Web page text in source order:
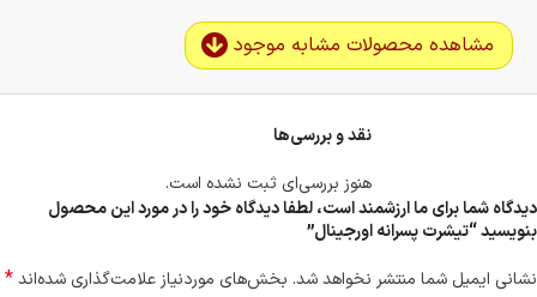
مشاهده محصولات مشابه موجود
نقد و بررسی‌ها
هنوز بررسی‌ای ثبت نشده است.
دیدگاه شما برای ما ارزشمند است، لطفا دیدگاه خود را در مورد این محصول
بنویسید “تیشرت پسرانه اورجینال”
نشانی ایمیل شما منتشر نخواهد شد. بخش‌های موردنیاز علامت‌گذاری شده‌اند*